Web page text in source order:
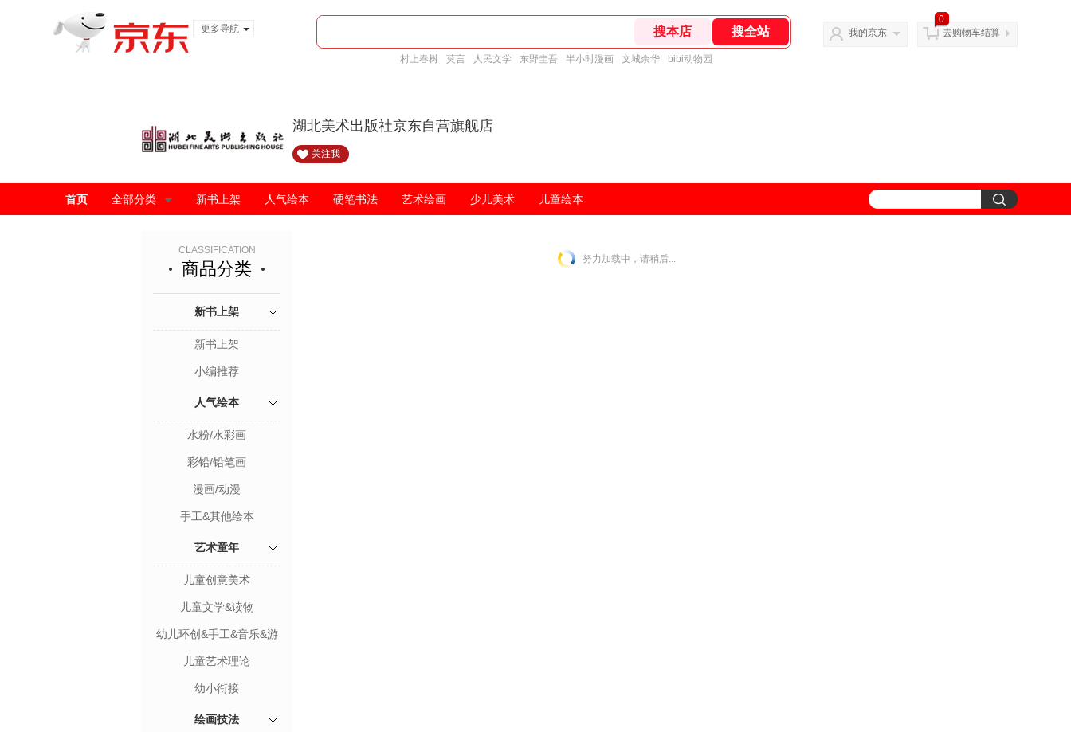
更多导航
村上春树 莫言 人民文学 东野圭吾 半小时漫画 文城余华 bibi动物园
我的京东
0
去购物车结算
湖北美术出版社京东自营旗舰店
关注我
首页 全部分类 新书上架 人气绘本 硬笔书法 艺术绘画 少儿美术 儿童绘本
CLASSIFICATION
商品分类
新书上架
新书上架
小编推荐
人气绘本
水粉/水彩画
彩铅/铅笔画
漫画/动漫
手工&其他绘本
艺术童年
儿童创意美术
儿童文学&读物
幼儿环创&手工&音乐&游
戏
儿童艺术理论
幼小衔接
绘画技法
努力加载中，请稍后...